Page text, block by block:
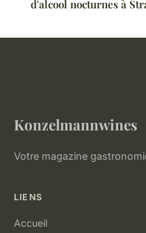
d'alcool nocturnes à
Konzelmannwines
Votre magazine
LIENS
Accueil